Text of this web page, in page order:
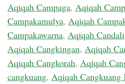
Aqiqah Campaga, Aqiqah
Campakamulya, Aqiqah
Campakawarna, Aqiqah Candali
Aqiqah Cangkingan, Aqiqah
Aqiqah Cangkorah, Aqiqah
cangkuang, Aqiqah Cangkuang